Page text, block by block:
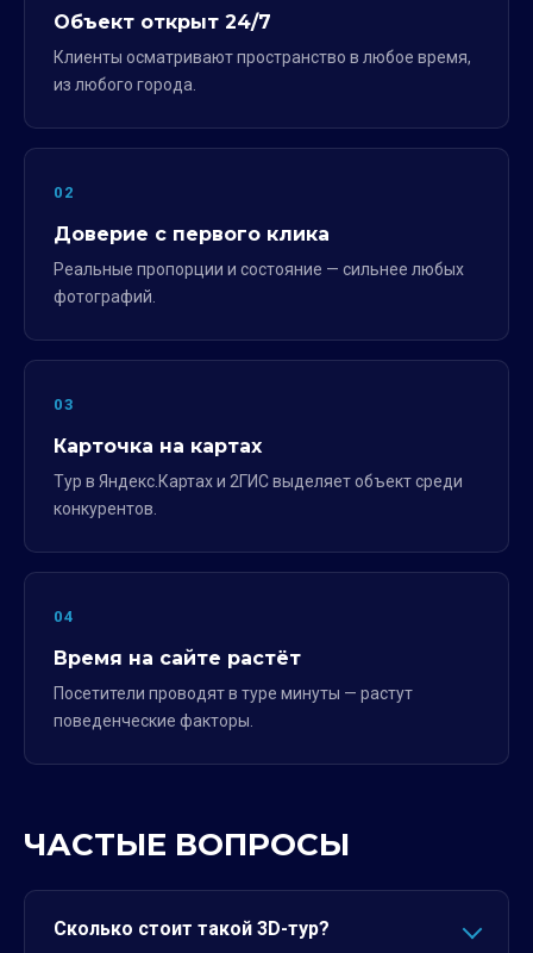
Объект открыт 24/7
Клиенты осматривают пространство в любое время,
из любого города.
02
Доверие с первого клика
Реальные пропорции и состояние — сильнее любых
фотографий.
03
Карточка на картах
Тур в Яндекс.Картах и 2ГИС выделяет объект среди
конкурентов.
04
Время на сайте растёт
Посетители проводят в туре минуты — растут
поведенческие факторы.
ЧАСТЫЕ ВОПРОСЫ
Сколько стоит такой 3D-тур?